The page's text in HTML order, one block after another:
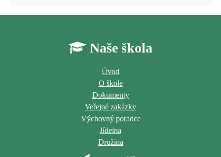
Naše škola
Úvod
O škole
Dokumenty
Veřejné zakázky
Výchovný poradce
Jídelna
Družina